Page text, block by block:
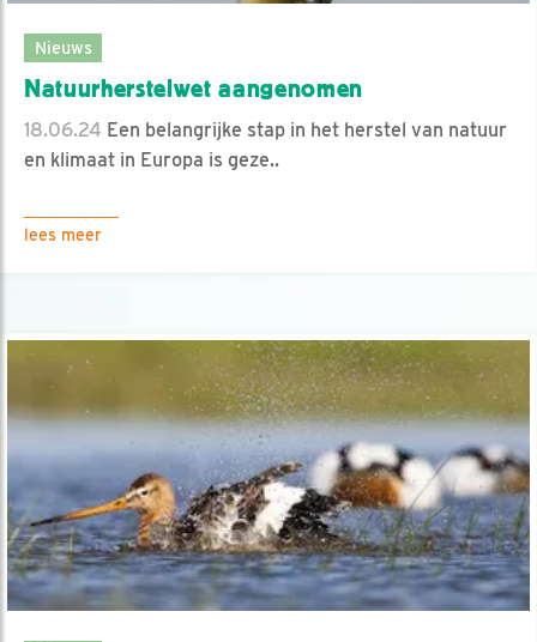
Nieuws
Natuurherstelwet aangenomen
18.06.24 Een belangrijke stap in het herstel van natuur
en klimaat in Europa is geze..
lees meer